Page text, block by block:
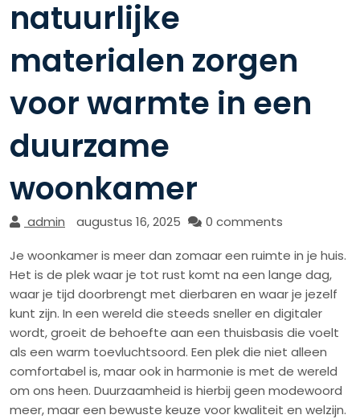
natuurlijke
materialen zorgen
voor warmte in een
duurzame
woonkamer
admin augustus 16, 2025
0 comments
Je woonkamer is meer dan zomaar een ruimte in je huis.
Het is de plek waar je tot rust komt na een lange dag,
waar je tijd doorbrengt met dierbaren en waar je jezelf
kunt zijn. In een wereld die steeds sneller en digitaler
wordt, groeit de behoefte aan een thuisbasis die voelt
als een warm toevluchtsoord. Een plek die niet alleen
comfortabel is, maar ook in harmonie is met de wereld
om ons heen. Duurzaamheid is hierbij geen modewoord
meer, maar een bewuste keuze voor kwaliteit en welzijn.